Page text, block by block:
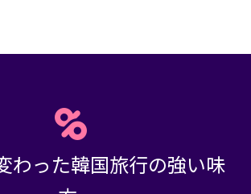
わった韓国旅行の強い味